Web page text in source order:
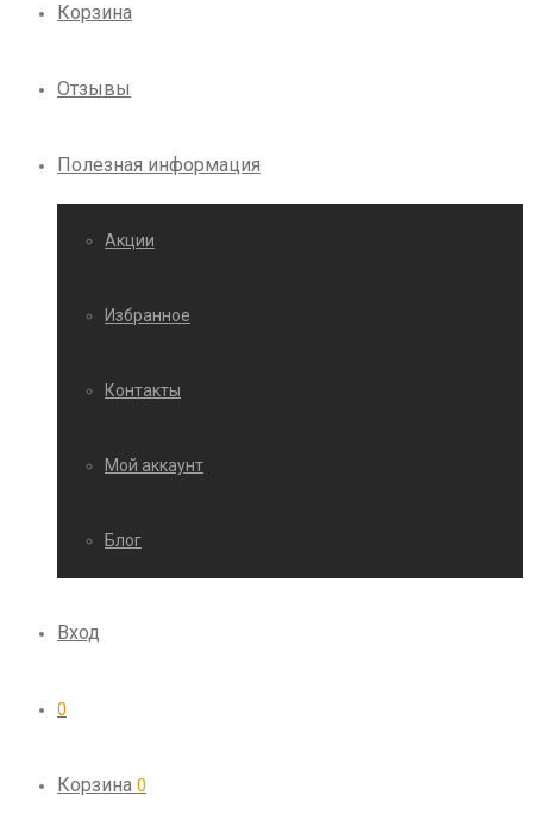
Корзина
Отзывы
Полезная информация
Акции
Избранное
Контакты
Мой аккаунт
Блог
Вход
0
Корзина 0